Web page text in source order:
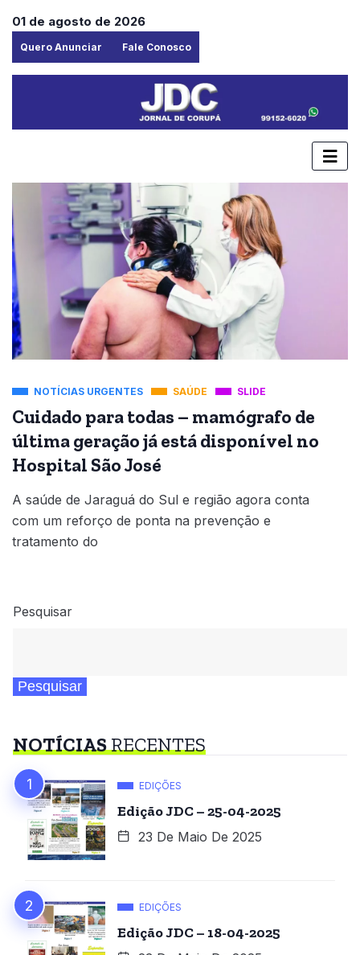
01 de agosto de 2026
Quero Anunciar Fale Conosco
NOTÍCIAS URGENTES SAÚDE SLIDE
Cuidado para todas – mamógrafo de
última geração já está disponível no
Hospital São José
A saúde de Jaraguá do Sul e região agora conta
com um reforço de ponta na prevenção e
tratamento do
Pesquisar
Pesquisar
NOTÍCIASRECENTES
EDIÇÕES
Edição JDC – 25-04-2025
23 De Maio De 2025
EDIÇÕES
Edição JDC – 18-04-2025